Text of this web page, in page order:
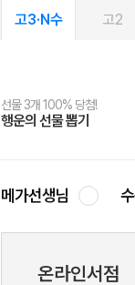
고3·N수 고2
선물 3개 100% 당첨!
행운의 선물 뽑기
선물 100% 증정!
메가스터디 X 올리브
여름방학 스터디 캐시백
메가런 썸머스쿨
2027 러셀 단과
강사 공개선발
스마트러닝앱
설문 EVENT
메가패스
3일 무료 체험권
메가패스 수강생 무료혜택!
메가클럽 멤버십
사회공헌 캠페인
희망이룸 메가나눔
메가선생님
온라인서점